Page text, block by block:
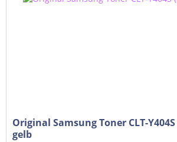
Original Samsung Toner CLT-Y404S
gelb